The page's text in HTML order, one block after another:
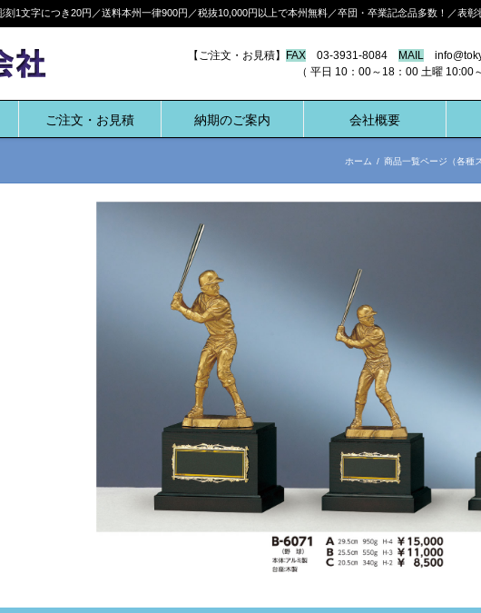
1文字につき20円／送料本州一律900円／税抜10,000円以上で本州無料／卒団・卒業記念品多数！／表
【ご注文・お見積】 FAX 03-3931-8084 MAIL
（ 平日 10：00～18：00 土曜 10:00～17：
ご注文・お見積 納期のご案内 会社概要
ホーム / 商品一覧ページ（各種